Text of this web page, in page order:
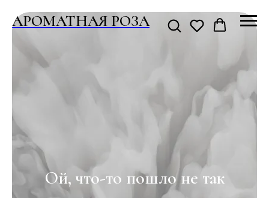
АРОМАТНАЯ РОЗА
Ой, что-то пошло не так